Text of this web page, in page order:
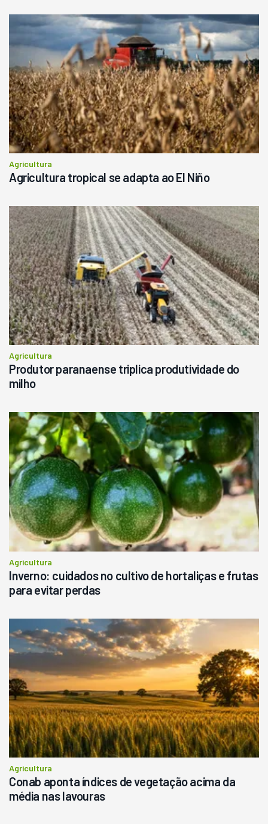
R$ 145.000
Consultar
Agricultura
Agricultura tropical se adapta ao El Niño
Agricultura
Produtor paranaense triplica produtividade do
milho
Agricultura
Inverno: cuidados no cultivo de hortaliças e frutas
para evitar perdas
Agricultura
Conab aponta índices de vegetação acima da
média nas lavouras